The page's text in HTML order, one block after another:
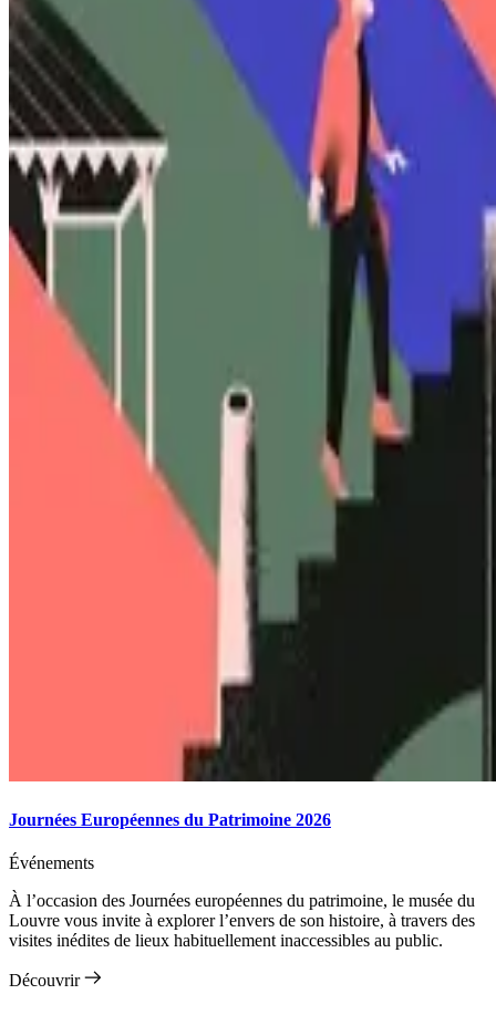
Journées Européennes du Patrimoine 2026
Événements
À l’occasion des Journées européennes du patrimoine, le musée du
Louvre vous invite à explorer l’envers de son histoire, à travers des
visites inédites de lieux habituellement inaccessibles au public.
Découvrir